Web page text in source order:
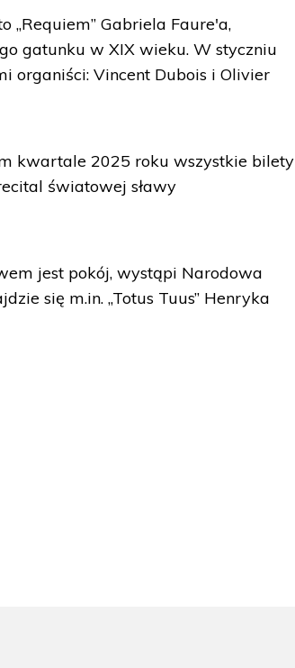
„Requiem” Gabriela Faure'a,
gatunku w XIX wieku. W styczniu
organiści: Vincent Dubois i Olivier
kwartale 2025 roku wszystkie bilety
światowej sławy
jest pokój, wystąpi Narodowa
się m.in. „Totus Tuus” Henryka